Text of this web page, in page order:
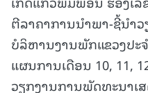
ຕີລາຄາການນໍາພາ-ຊີ້ນໍາ
ບໍລິຫານງານພັກແຂວງປະ
ແຜນການເດືອນ 10, 11,
ວຽກງານການພັດທະນາເ